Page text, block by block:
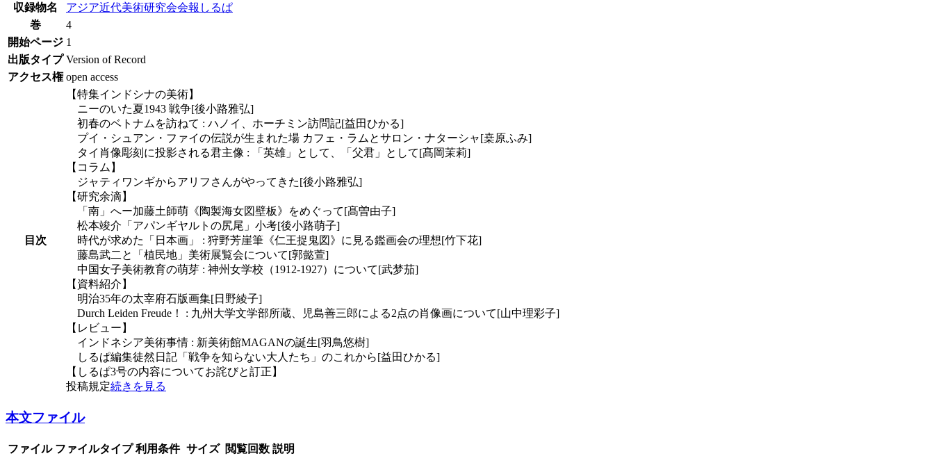
収録物名
アジア近代美術研究会会報しるぱ
巻
4
開始ページ 1
出版タイプ Version of Record
アクセス権 open access
目次
【特集インドシナの美術】
ニーのいた夏1943 戦争[後小路雅弘]
初春のベトナムを訪ねて : ハノイ、ホーチミン訪問記[益田ひかる]
プイ・シュアン・ファイの伝説が生まれた場 カフェ・ラムとサロン・ナターシャ[桒原ふみ]
タイ肖像彫刻に投影される君主像 : 「英雄」として、「父君」として[髙岡茉莉]
【コラム】
ジャティワンギからアリフさんがやってきた[後小路雅弘]
【研究余滴】
「南」へー加藤土師萌《陶製海女図壁板》をめぐって[髙曽由子]
松本竣介「アパンギヤルトの尻尾」小考[後小路萌子]
時代が求めた「日本画」 : 狩野芳崖筆《仁王捉鬼図》に見る鑑画会の理想[竹下花]
藤島武二と「植民地」美術展覧会について[郭懿萱]
中国女子美術教育の萌芽 : 神州女学校（1912-1927）について[武梦茄]
【資料紹介】
明治35年の太宰府石版画集[日野綾子]
Durch Leiden Freude！ : 九州大学文学部所蔵、児島善三郎による2点の肖像画について[山中理彩子]
【レビュー】
インドネシア美術事情 : 新美術館MAGANの誕生[羽鳥悠樹]
しるぱ編集徒然日記「戦争を知らない大人たち」のこれから[益田ひかる]
【しるぱ3号の内容についてお詫びと訂正】
投稿規定続きを見る
本文ファイル
ファイル ファイルタイプ 利用条件 サイズ 閲覧回数 説明